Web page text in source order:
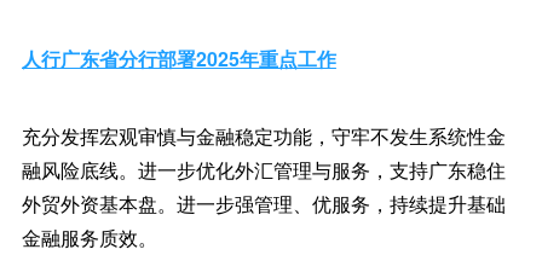
人行广东省分行部署2025年重点工作
充分发挥宏观审慎与金融稳定功能，守牢不发生系统性金
融风险底线。进一步优化外汇管理与服务，支持广东稳住
外贸外资基本盘。进一步强管理、优服务，持续提升基础
金融服务质效。